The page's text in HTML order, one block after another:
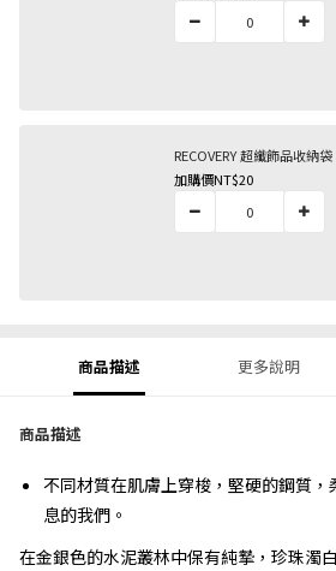
RECOVERY 超纖飾品收納
加購價NT$20
商品描述 更多說明
商品描述
不同材質在肌膚上穿梭，堅硬的鋼質
息的我們。
在金銀色的水泥叢林中保有純摯，珍珠濁